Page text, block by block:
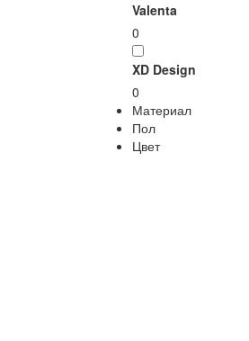
Valenta
0
XD Design
0
Материал
Пол
Цвет